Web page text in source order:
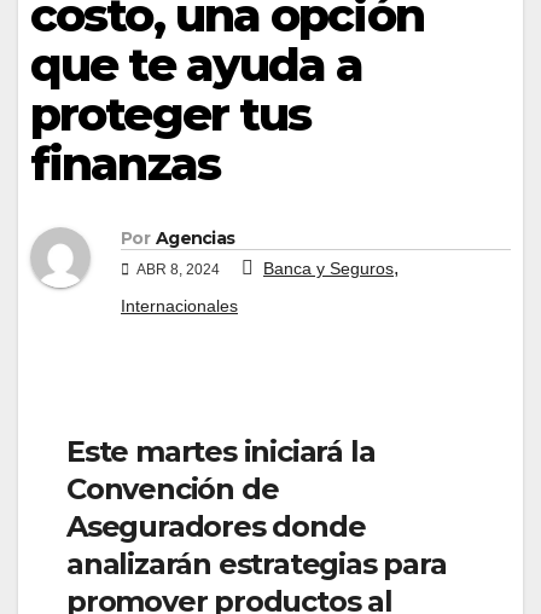
costo, una opción
que te ayuda a
proteger tus
finanzas
Por Agencias
ABR 8, 2024 Banca y Seguros,
Internacionales
Este martes iniciará la
Convención de
Aseguradores donde
analizarán estrategias para
promover productos al